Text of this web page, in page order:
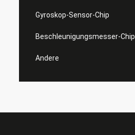
Gyroskop-Sensor-Chip
Beschleunigungsmesser-Chip
Andere